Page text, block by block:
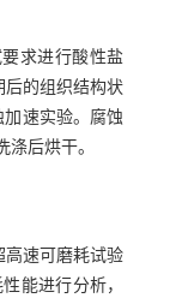
求进行酸性盐
后的组织结构状
速实验。腐蚀
后烘干。
高速可磨耗试验
能进行分析，